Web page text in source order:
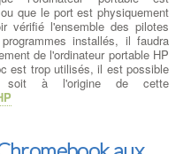
que le port est physiquement
vérifié l'ensemble des pilotes
installés, il faudra
de l'ordinateur portable HP
est trop utilisés, il est possible
soit à l'origine de cette